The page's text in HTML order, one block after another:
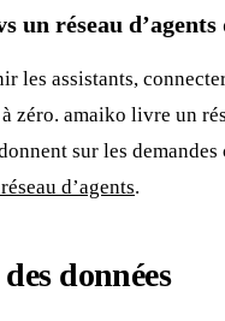
un réseau
les assistants,
zéro. amaiko livre un
sur les
d’agents.
données